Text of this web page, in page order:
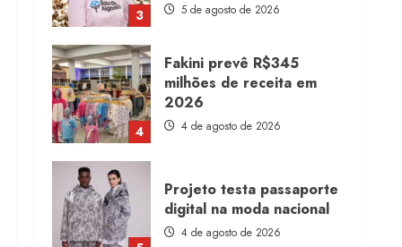
4
2026
4 de agosto de 2026
4 de agosto de 2026